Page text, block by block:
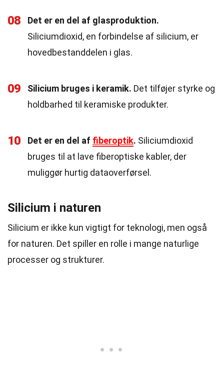
08
Det er en del af glasproduktion.
Siliciumdioxid, en forbindelse af silicium, er
hovedbestanddelen i glas.
09 Silicium bruges i keramik. Det tilføjer styrke og
holdbarhed til keramiske produkter.
10 Det er en del af fiberoptik. Siliciumdioxid
bruges til at lave fiberoptiske kabler, der
muliggør hurtig dataoverførsel.
Silicium i naturen
Silicium er ikke kun vigtigt for teknologi, men også
for naturen. Det spiller en rolle i mange naturlige
processer og strukturer.